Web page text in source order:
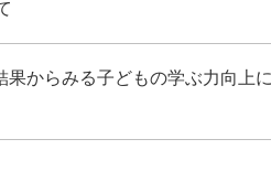
果からみる子どもの学ぶ力向上